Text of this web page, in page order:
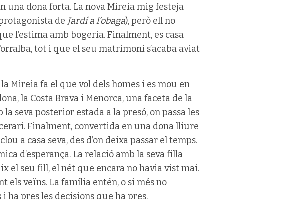
una dona forta. La nova Mireia mig festeja
de Jardí a l’obaga), però ell no
l’estima amb bogeria. Finalment, es casa
tot i que el seu matrimoni s’acaba aviat
Mireia fa el que vol dels homes i es mou en
la Costa Brava i Menorca, una faceta de la
seva posterior estada a la presó, on passa les
Finalment, convertida en una dona lliure
a casa seva, des d’on deixa passar el temps.
d’esperança. La relació amb la seva filla
el seu fill, el nét que encara no havia vist mai.
els veïns. La família entén, o si més no
ha pres les decisions que ha pres,